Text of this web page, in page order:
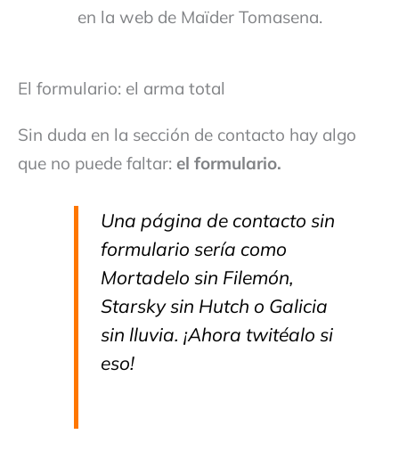
en la web de Maïder Tomasena.
El formulario: el arma total
Sin duda en la sección de contacto hay algo
que no puede faltar: el formulario.
Una página de contacto sin
formulario sería como
Mortadelo sin Filemón,
Starsky sin Hutch o Galicia
sin lluvia. ¡Ahora twitéalo si
eso!